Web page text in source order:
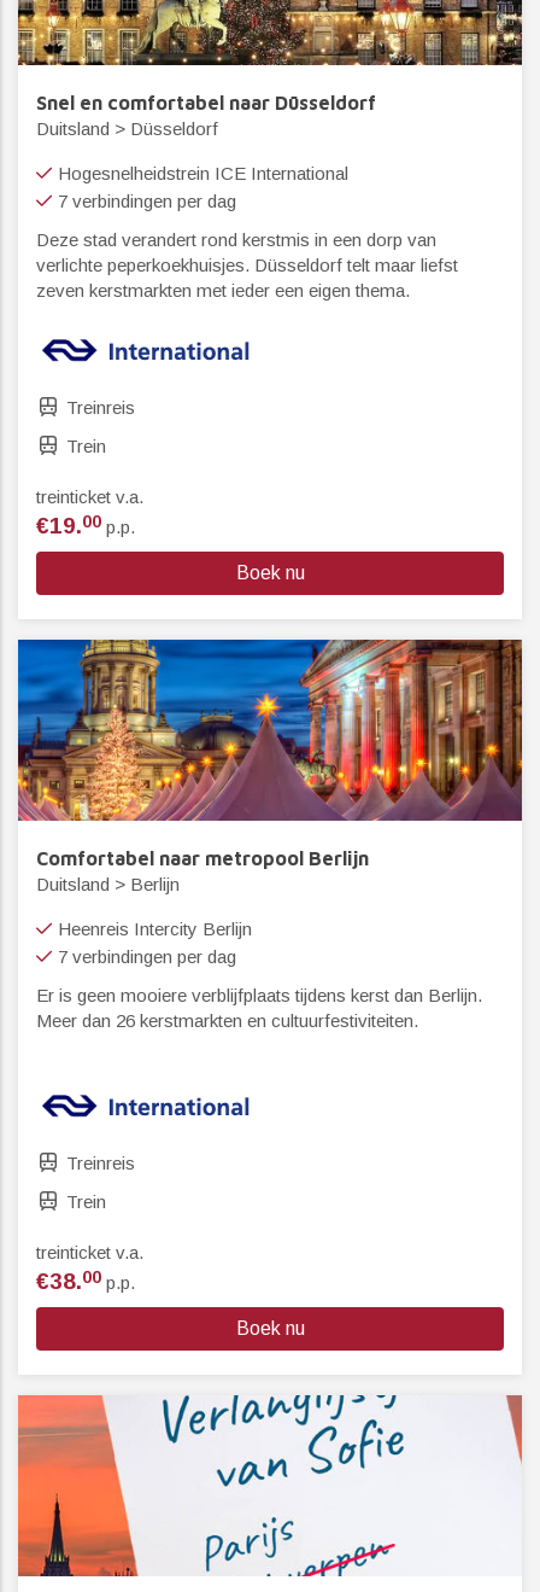
Snel en comfortabel naar Düsseldorf
Duitsland > Düsseldorf
Hogesnelheidstrein ICE International
7 verbindingen per dag
Deze stad verandert rond kerstmis in een dorp van
verlichte peperkoekhuisjes. Düsseldorf telt maar liefst
zeven kerstmarkten met ieder een eigen thema.
Treinreis
Trein
treinticket v.a.
€19.00 p.p.
Boek nu
Comfortabel naar metropool Berlijn
Duitsland > Berlijn
Heenreis Intercity Berlijn
7 verbindingen per dag
Er is geen mooiere verblijfplaats tijdens kerst dan Berlijn.
Meer dan 26 kerstmarkten en cultuurfestiviteiten.
Treinreis
Trein
treinticket v.a.
€38.00 p.p.
Boek nu